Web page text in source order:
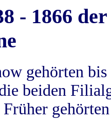
- 1866
gehörten
beiden